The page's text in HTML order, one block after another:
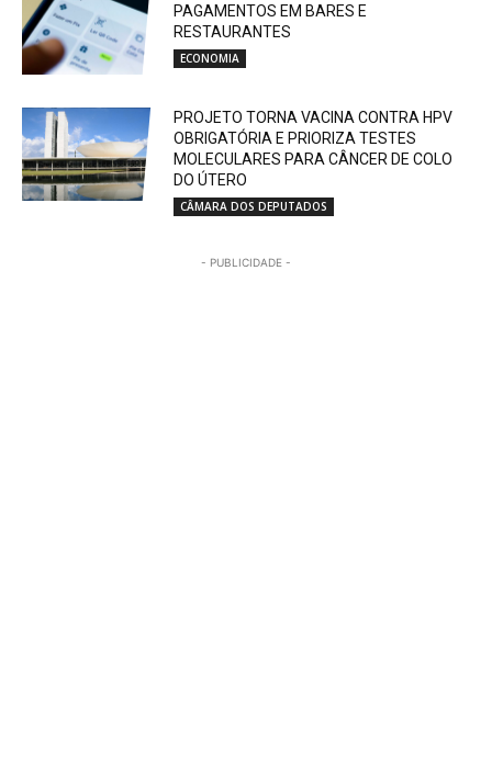
PAGAMENTOS EM BARES E
RESTAURANTES
ECONOMIA
PROJETO TORNA VACINA CONTRA HPV
OBRIGATÓRIA E PRIORIZA TESTES
MOLECULARES PARA CÂNCER DE COLO
DO ÚTERO
CÂMARA DOS DEPUTADOS
- PUBLICIDADE -